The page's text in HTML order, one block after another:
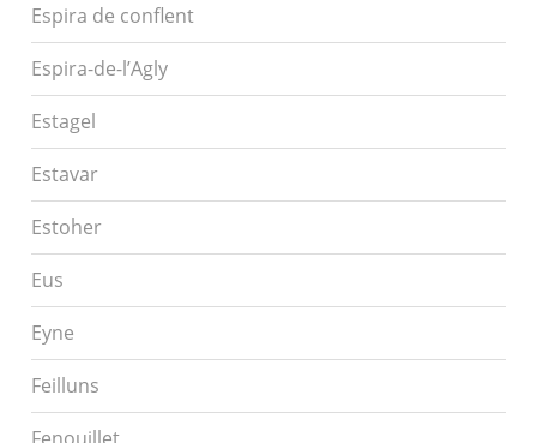
Espira de conflent
Espira-de-l’Agly
Estagel
Estavar
Estoher
Eus
Eyne
Feilluns